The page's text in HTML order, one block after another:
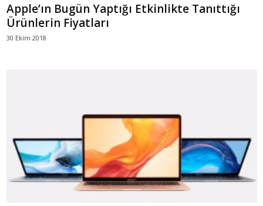
Apple’ın Bugün Yaptığı Etkinlikte Tanıttığı
Ürünlerin Fiyatları
30 Ekim 2018